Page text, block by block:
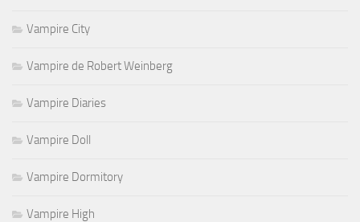
Vampire City
Vampire de Robert Weinberg
Vampire Diaries
Vampire Doll
Vampire Dormitory
Vampire High